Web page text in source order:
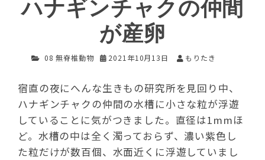
ハナギンチャクの仲間
が産卵
08 無脊椎動物 2021年10月13日 もりたき
宿直の夜にへんな生きもの研究所を見回り中、
ハナギンチャクの仲間の水槽に小さな粒が浮遊
していることに気がつきました。直径は1mmほ
ど。水槽の中は全く濁っておらず、濃い紫色し
た粒だけが数百個、水面近くに浮遊していまし